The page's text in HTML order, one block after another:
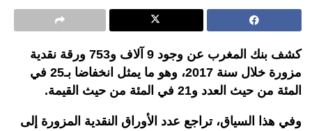
كشف بنك المغرب عن وجود 9 آلاف و753 ورقة نقدية
مزورة خلال سنة 2017، وهو ما يمثل انخفاضا بـ25 في
المئة من حيث العدد و21 في المئة من حيث القيمة.
وفي هذا السياق، تراجع عدد الأوراق النقدية المزورة إلى